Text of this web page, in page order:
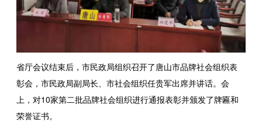
省厅会议结束后，市民政局组织召开了唐山市品牌社会组织表
彰会，市民政局副局长、市社会组织任贵军出席并讲话。会
上，对10家第二批品牌社会组织进行通报表彰并颁发了牌匾和
荣誉证书。